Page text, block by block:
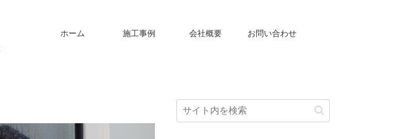
ホーム 施工事例 会社概要 お問い合わせ